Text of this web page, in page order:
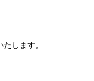
します。